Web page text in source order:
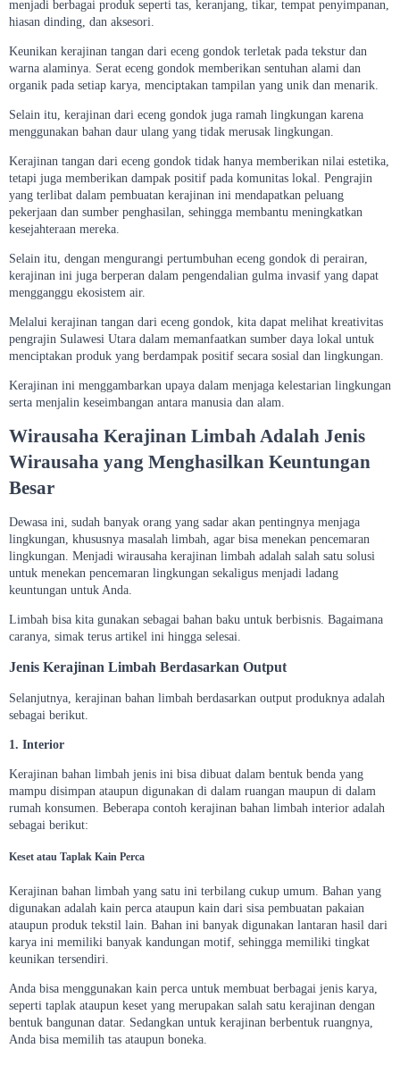
menjadi berbagai produk seperti tas, keranjang, tikar, tempat penyimpanan,
hiasan dinding, dan aksesori.
Keunikan kerajinan tangan dari eceng gondok terletak pada tekstur dan
warna alaminya. Serat eceng gondok memberikan sentuhan alami dan
organik pada setiap karya, menciptakan tampilan yang unik dan menarik.
Selain itu, kerajinan dari eceng gondok juga ramah lingkungan karena
menggunakan bahan daur ulang yang tidak merusak lingkungan.
Kerajinan tangan dari eceng gondok tidak hanya memberikan nilai estetika,
tetapi juga memberikan dampak positif pada komunitas lokal. Pengrajin
yang terlibat dalam pembuatan kerajinan ini mendapatkan peluang
pekerjaan dan sumber penghasilan, sehingga membantu meningkatkan
kesejahteraan mereka.
Selain itu, dengan mengurangi pertumbuhan eceng gondok di perairan,
kerajinan ini juga berperan dalam pengendalian gulma invasif yang dapat
mengganggu ekosistem air.
Melalui kerajinan tangan dari eceng gondok, kita dapat melihat kreativitas
pengrajin Sulawesi Utara dalam memanfaatkan sumber daya lokal untuk
menciptakan produk yang berdampak positif secara sosial dan lingkungan.
Kerajinan ini menggambarkan upaya dalam menjaga kelestarian lingkungan
serta menjalin keseimbangan antara manusia dan alam.
Wirausaha Kerajinan Limbah Adalah Jenis
Wirausaha yang Menghasilkan Keuntungan
Besar
Dewasa ini, sudah banyak orang yang sadar akan pentingnya menjaga
lingkungan, khususnya masalah limbah, agar bisa menekan pencemaran
lingkungan. Menjadi wirausaha kerajinan limbah adalah salah satu solusi
untuk menekan pencemaran lingkungan sekaligus menjadi ladang
keuntungan untuk Anda.
Limbah bisa kita gunakan sebagai bahan baku untuk berbisnis. Bagaimana
caranya, simak terus artikel ini hingga selesai.
Jenis Kerajinan Limbah Berdasarkan Output
Selanjutnya, kerajinan bahan limbah berdasarkan output produknya adalah
sebagai berikut.
1. Interior
Kerajinan bahan limbah jenis ini bisa dibuat dalam bentuk benda yang
mampu disimpan ataupun digunakan di dalam ruangan maupun di dalam
rumah konsumen. Beberapa contoh kerajinan bahan limbah interior adalah
sebagai berikut:
Keset atau Taplak Kain Perca
Kerajinan bahan limbah yang satu ini terbilang cukup umum. Bahan yang
digunakan adalah kain perca ataupun kain dari sisa pembuatan pakaian
ataupun produk tekstil lain. Bahan ini banyak digunakan lantaran hasil dari
karya ini memiliki banyak kandungan motif, sehingga memiliki tingkat
keunikan tersendiri.
Anda bisa menggunakan kain perca untuk membuat berbagai jenis karya,
seperti taplak ataupun keset yang merupakan salah satu kerajinan dengan
bentuk bangunan datar. Sedangkan untuk kerajinan berbentuk ruangnya,
Anda bisa memilih tas ataupun boneka.